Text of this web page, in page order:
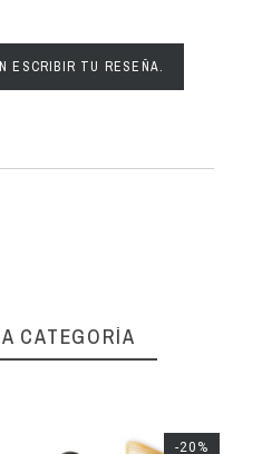
ESCRIBIR TU RESEÑA.
CATEGORÍA
-20%